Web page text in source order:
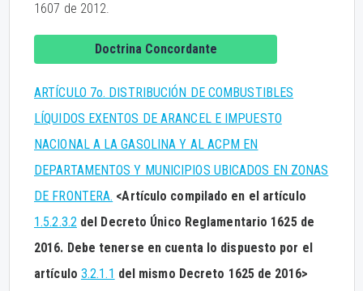
1607 de 2012.
Doctrina Concordante
ARTÍCULO 7o. DISTRIBUCIÓN DE COMBUSTIBLES
LÍQUIDOS EXENTOS DE ARANCEL E IMPUESTO
NACIONAL A LA GASOLINA Y AL ACPM EN
DEPARTAMENTOS Y MUNICIPIOS UBICADOS EN ZONAS
DE FRONTERA. <Artículo compilado en el artículo
1.5.2.3.2del Decreto Único Reglamentario 1625 de
2016. Debe tenerse en cuenta lo dispuesto por el
artículo 3.2.1.1 del mismo Decreto 1625 de 2016>